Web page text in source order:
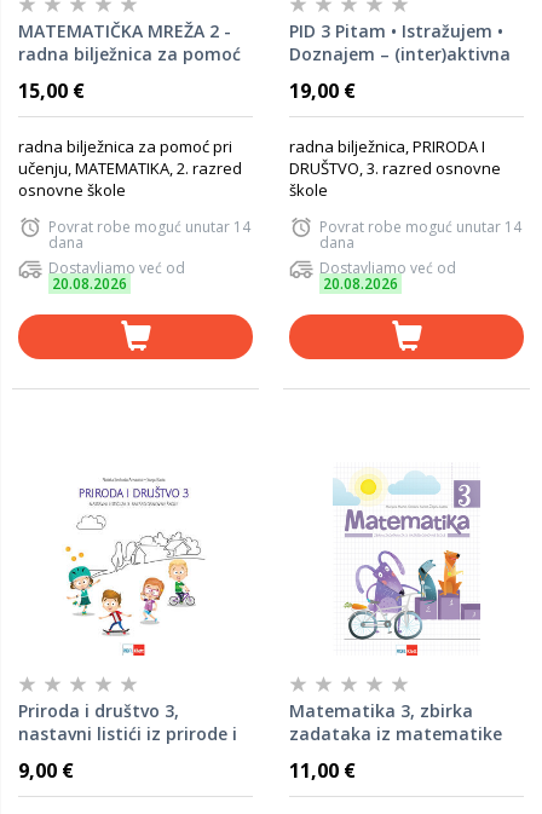
MATEMATIČKA MREŽA 2 -
radna bilježnica za pomoć
drugom razredu osnovne
škole
15,00 €
radna bilježnica za pomoć pri
učenju, MATEMATIKA, 2. razred
osnovne škole
Povrat robe moguć unutar 14
dana
Dostavljamo već od
20.08.2026
PID 3 Pitam • Istražujem •
Doznajem – (inter)aktivna
društva za treći razred
osnovne škole
19,00 €
radna bilježnica, PRIRODA I
DRUŠTVO, 3. razred osnovne
škole
Povrat robe moguć unutar 14
dana
Dostavljamo već od
20.08.2026
Priroda i društvo 3,
nastavni listići iz prirode i
osnovne škole
9,00 €
Matematika 3, zbirka
zadataka iz matematike
škole
11,00 €